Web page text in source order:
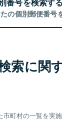
の個別郵便番号
索に関
市町村の一覧を実